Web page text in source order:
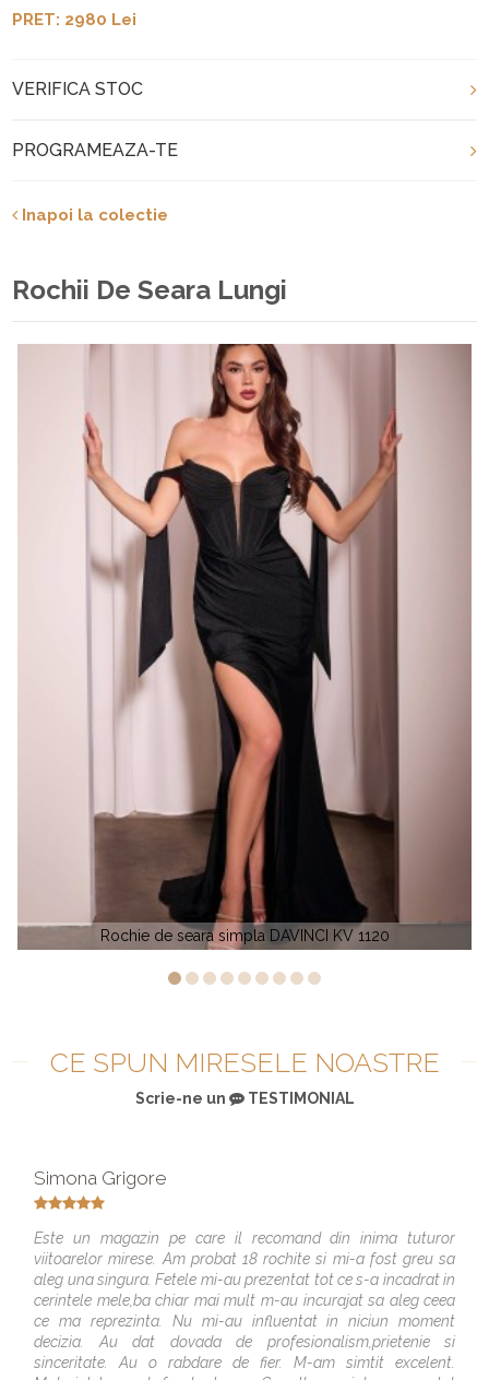
PRET: 2980 Lei
VERIFICA STOC
PROGRAMEAZA-TE
Inapoi la colectie
Rochii De Seara Lungi
KV 1120 Rochie de banchet simpla
CE SPUN MIRESELE NOASTRE
Scrie-ne un TESTIMONIAL
Simona Grigore
Este un magazin pe care il recomand din inima tuturor
viitoarelor mirese. Am probat 18 rochite si mi-a fost greu sa
aleg una singura. Fetele mi-au prezentat tot ce s-a incadrat in
cerintele mele,ba chiar mai mult m-au incurajat sa aleg ceea
ce ma reprezinta. Nu mi-au influentat in niciun moment
decizia. Au dat dovada de profesionalism,prietenie si
sinceritate. Au o rabdare de fier. M-am simtit excelent.